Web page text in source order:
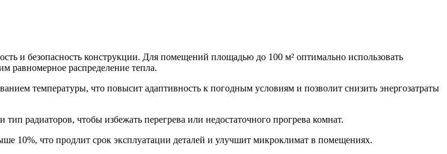
и безопасность конструкции. Для помещений площадью до 100 м² оптимально использовать
равномерное распределение тепла.
температуры, что повысит адаптивность к погодным условиям и позволит снизить энергозатраты
радиаторов, чтобы избежать перегрева или недостаточного прогрева комнат.
10%, что продлит срок эксплуатации деталей и улучшит микроклимат в помещениях.